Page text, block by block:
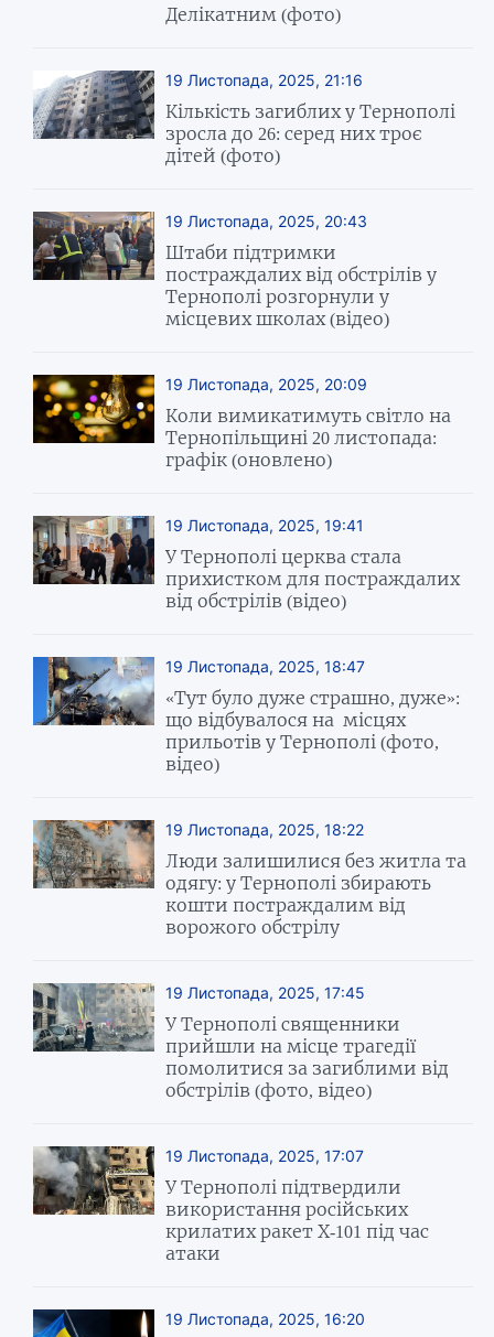
Делікатним (фото)
19 Листопада, 2025, 21:16
Кількість загиблих у Тернополі
зросла до 26: серед них троє
дітей (фото)
19 Листопада, 2025, 20:43
Штаби підтримки
постраждалих від обстрілів у
Тернополі розгорнули у
місцевих школах (відео)
19 Листопада, 2025, 20:09
Коли вимикатимуть світло на
Тернопільщині 20 листопада:
графік (оновлено)
19 Листопада, 2025, 19:41
У Тернополі церква стала
прихистком для постраждалих
від обстрілів (відео)
19 Листопада, 2025, 18:47
«Тут було дуже страшно, дуже»:
що відбувалося на місцях
прильотів у Тернополі (фото,
відео)
19 Листопада, 2025, 18:22
Люди залишилися без житла та
одягу: у Тернополі збирають
кошти постраждалим від
ворожого обстрілу
19 Листопада, 2025, 17:45
У Тернополі священники
прийшли на місце трагедії
помолитися за загиблими від
обстрілів (фото, відео)
19 Листопада, 2025, 17:07
У Тернополі підтвердили
використання російських
крилатих ракет Х-101 під час
атаки
19 Листопада, 2025, 16:20